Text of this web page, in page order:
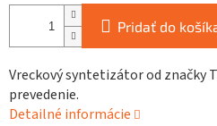
Pridať do
Vreckový syntetizátor od značky
prevedenie.
Detailné informácie